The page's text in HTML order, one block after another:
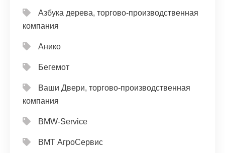
Азбука дерева, торгово-производственная
компания
Анико
Бегемот
Ваши Двери, торгово-производственная
компания
ВМW-Service
ВМТ АгроСервис